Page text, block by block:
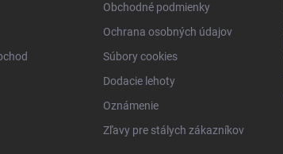
Obchodné podmienky
Ochrana osobných údajov
Súbory cookies
Dodacie lehoty
Oznámenie
Zľavy pre stálych zákazníkov